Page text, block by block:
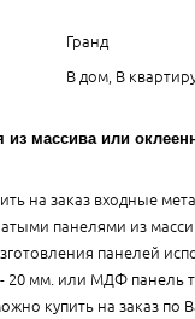
Гранд
В дом, В
из массива или
на заказ входные
панелями из
панелей
- 20 мм. или МДФ панель
купить на заказ по